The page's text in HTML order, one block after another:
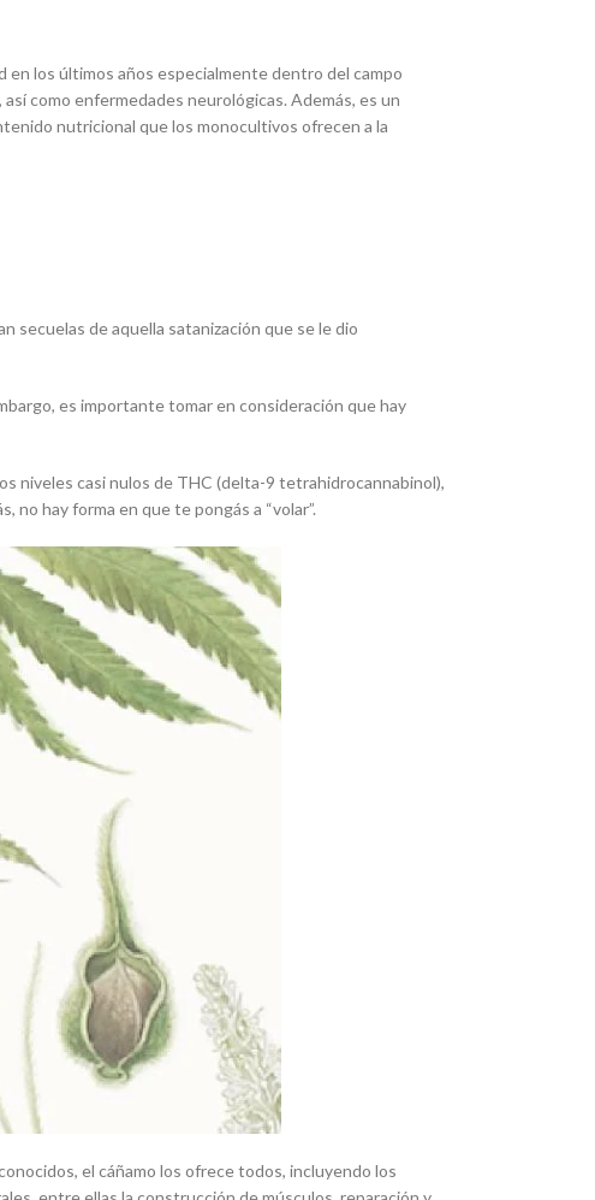
en los últimos años especialmente dentro del campo
como enfermedades neurológicas. Además, es un
nutricional que los monocultivos ofrecen a la
secuelas de aquella satanización que se le dio
es importante tomar en consideración que hay
niveles casi nulos de THC (delta-9 tetrahidrocannabinol),
hay forma en que te pongás a “volar”.
el cáñamo los ofrece todos, incluyendo los